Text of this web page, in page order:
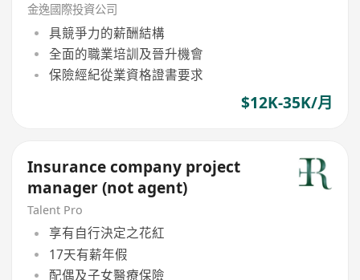
金逸國際投資公司
具競爭力的薪酬結構
全面的職業培訓及晉升機會
保險經紀從業資格證書要求
$12K-35K/月
Insurance company project
manager (not agent)
Talent Pro
享有自行決定之花紅
17天有薪年假
配偶及子女醫療保險